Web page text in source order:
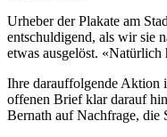
Urheber der Plakate am
entschuldigend, als wir sie
etwas ausgelöst.
Ihre darauffolgende Aktion
offenen Brief klar darauf
Bernath auf Nachfrage, die